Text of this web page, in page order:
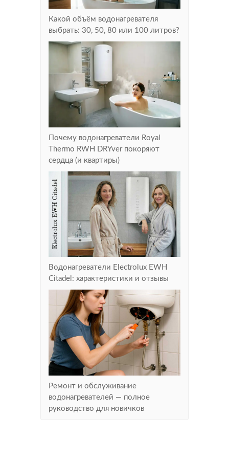
Какой объём водонагревателя
выбрать: 30, 50, 80 или 100 литров?
Почему водонагреватели Royal
Thermo RWH DRYver покоряют
сердца (и квартиры)
Водонагреватели Electrolux EWH
Citadel: характеристики и отзывы
Ремонт и обслуживание
водонагревателей — полное
руководство для новичков